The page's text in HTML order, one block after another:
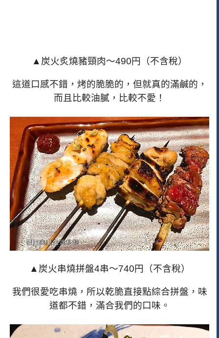
▲炭火炙燒豬頸肉～490円（不含稅）
這道口感不錯，烤的脆脆的，但就真的滿鹹的，
而且比較油膩，比較不愛！
▲炭火串燒拼盤4串～740円（不含稅）
我們很愛吃串燒，所以乾脆直接點綜合拼盤，味
道都不錯，滿合我們的口味。